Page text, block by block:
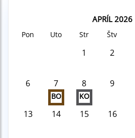
APRÍL 2026
Pon Uto Str Štv
1 2
6 7
BO
8
KO
9
13 14 15 16